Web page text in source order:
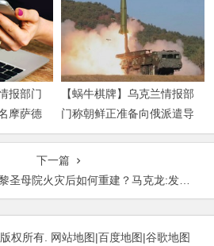
报部门
摩萨德
【蜗牛棋牌】乌克兰情报部
门称朝鲜正准备向俄派遣导
弹部队
下一篇
母院火灾后如何重建？马克龙:发起国际募款
权所有. 网站地图|百度地图|谷歌地图